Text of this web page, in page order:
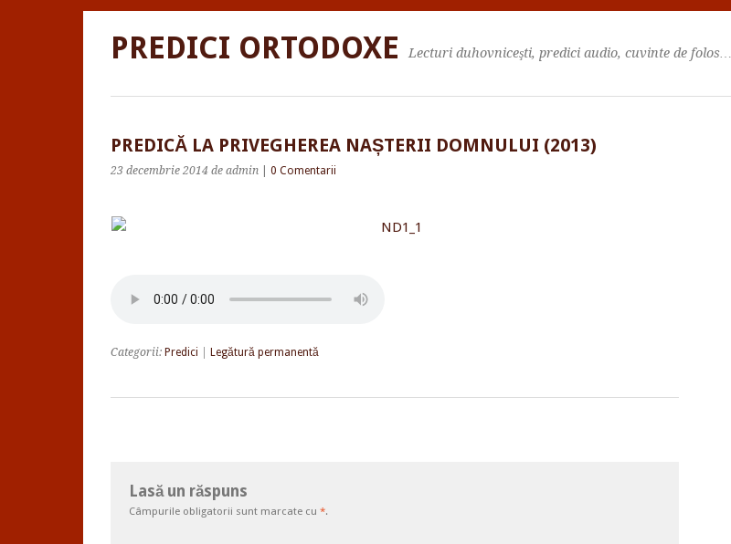
PREDICI ORTODOXE Lecturi duhovniceşti, predici audio, cuvinte de folos…
PREDICĂ LA PRIVEGHEREA NAȘTERII DOMNULUI (2013)
23 decembrie 2014 de admin 0 Comentarii
Categorii: Predici Legătură permanentă
Lasă un răspuns
Câmpurile obligatorii sunt marcate cu *.